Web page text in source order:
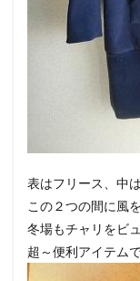
表はフリース、中
この２つの間に風
冬場もチャリをビ
超～便利アイテム